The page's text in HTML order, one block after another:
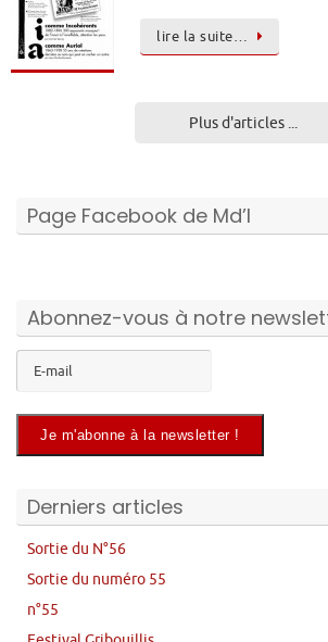
lire la suite…
Plus d'articles ...
Page Facebook de Md’I
Abonnez-vous à notre
Derniers articles
Sortie du N°56
Sortie du numéro 55
n°55